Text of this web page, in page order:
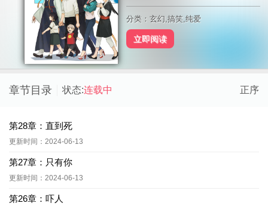
分类：玄幻,搞笑,纯爱
立即阅读
章节目录 状态:连载中 正序
第28章：直到死
更新时间：2024-06-13
第27章：只有你
更新时间：2024-06-13
第26章：吓人